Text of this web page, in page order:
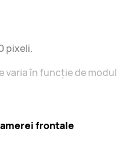
pixeli.
varia în funcție de modul
frontale